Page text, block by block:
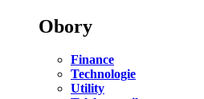
Obory
Finance
Technologie
Utility